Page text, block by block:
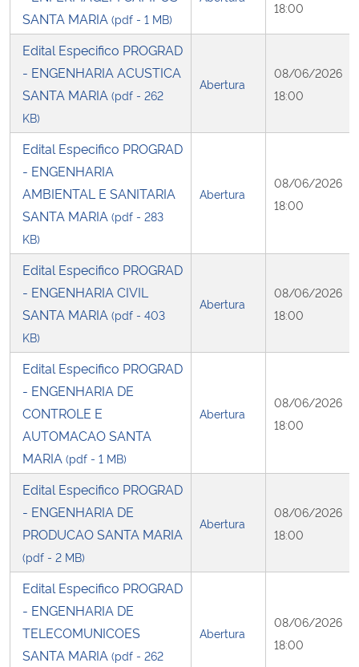
SANTA MARIA (pdf - 1 MB)
18:00
Edital Especifico PROGRAD
- ENGENHARIA ACUSTICA
SANTA MARIA (pdf - 262
KB)
Abertura
08/06/2026
18:00
Edital Especifico PROGRAD
- ENGENHARIA
AMBIENTAL E SANITARIA
SANTA MARIA (pdf - 283
KB)
Abertura
08/06/2026
18:00
Edital Especifico PROGRAD
- ENGENHARIA CIVIL
SANTA MARIA (pdf - 403
KB)
Abertura
08/06/2026
18:00
Edital Especifico PROGRAD
- ENGENHARIA DE
CONTROLE E
AUTOMACAO SANTA
MARIA (pdf - 1 MB)
Abertura
08/06/2026
18:00
Edital Especifico PROGRAD
- ENGENHARIA DE
PRODUCAO SANTA MARIA
(pdf - 2 MB)
Abertura
08/06/2026
18:00
Edital Especifico PROGRAD
- ENGENHARIA DE
TELECOMUNICOES
SANTA MARIA (pdf - 262
Abertura
08/06/2026
18:00